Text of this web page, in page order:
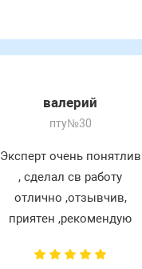
валерий
пту№30
Эксперт очень понятлив
, сделал св работу
отлично ,отзывчив,
приятен ,рекомендую